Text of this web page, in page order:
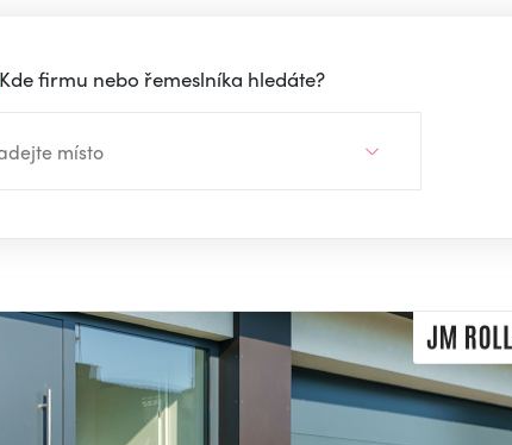
Kde firmu nebo řemeslníka hledáte?